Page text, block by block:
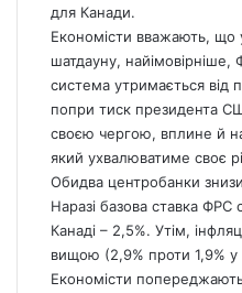
для Канади.
Економісти вважають, що
шатдауну,
система утримається від
попри тиск президента
своєю чергою, вплине й
який ухвалюватиме своє
Обидва центробанки
Наразі базова ставка ФРС
Канаді – 2,5%. Утім,
вищою (2,9% проти 1,9% у
Економісти